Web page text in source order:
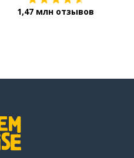
1,47 млн отзывов